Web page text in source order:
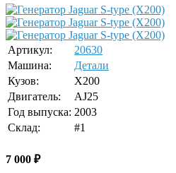
Артикул:
20630
Машина:
Детали
Кузов:
X200
Двигатель:
AJ25
Год выпуска: 2003
Склад:
#1
7 000 ₽